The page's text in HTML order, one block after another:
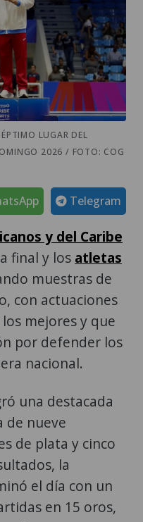
LUGAR DEL
2026 / FOTO: COG
Telegram
y del Caribe
final y los atletas
muestras de
con actuaciones
mejores y que
por defender los
nacional.
una destacada
de nueve
de plata y cinco
la
el día con un
en 15 oros,